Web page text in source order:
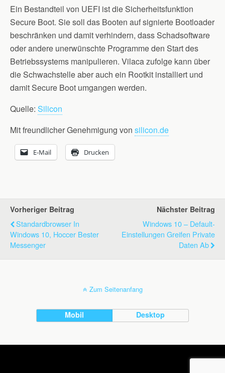
Ein Bestandteil von UEFI ist die Sicherheitsfunktion
Secure Boot. Sie soll das Booten auf signierte Bootloader
beschränken und damit verhindern, dass Schadsoftware
oder andere unerwünschte Programme den Start des
Betriebssystems manipulieren. Vilaca zufolge kann über
die Schwachstelle aber auch ein Rootkit installiert und
damit Secure Boot umgangen werden.
Quelle: Silicon
Mit freundlicher Genehmigung von silicon.de
E-Mail Drucken
Vorheriger Beitrag
Standardbrowser In
Windows 10, Hoccer Bester
Messenger
Nächster Beitrag
Windows 10 – Default-
Einstellungen Greifen Private
Daten Ab
Zum Seitenanfang
Mobil Desktop